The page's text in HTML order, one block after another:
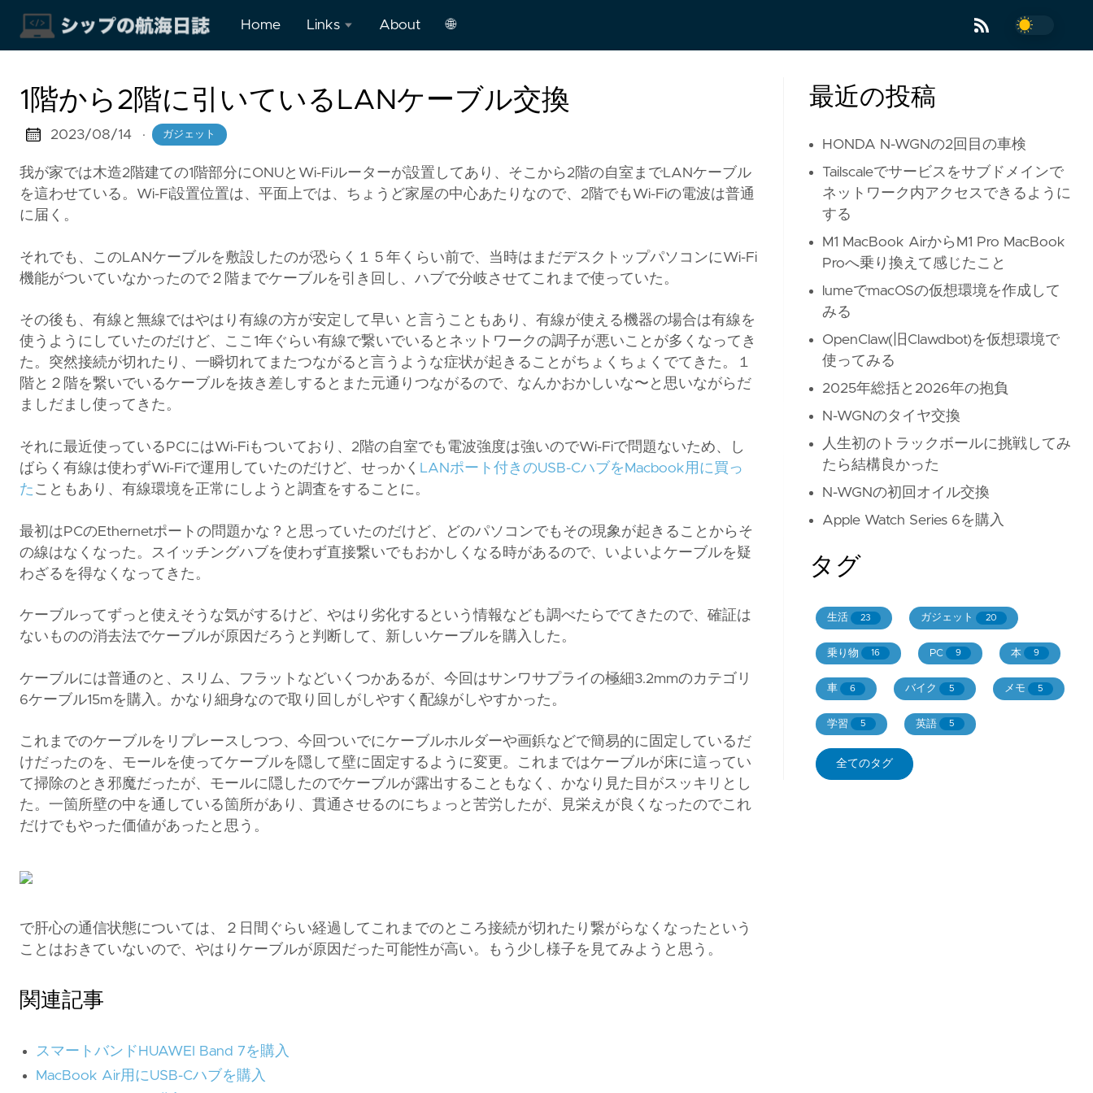
Home Links About 🌐
本
中
1階から2階に引いているLANケーブル交換
2023/08/14 · ガジェット
我が家では木造2階建ての1階部分にONUとWi-Fiルーターが設置してあり、そこから2階の自室までLANケーブル
を這わせている。Wi-Fi設置位置は、平面上では、ちょうど家屋の中心あたりなので、2階でもWi-Fiの電波は普通
に届く。
それでも、このLANケーブルを敷設したのが恐らく１５年くらい前で、当時はまだデスクトップパソコンにWi-Fi
機能がついていなかったので２階までケーブルを引き回し、ハブで分岐させてこれまで使っていた。
その後も、有線と無線ではやはり有線の方が安定して早い と言うこともあり、有線が使える機器の場合は有線を
使うようにしていたのだけど、ここ1年ぐらい有線で繋いでいるとネットワークの調子が悪いことが多くなってき
た。突然接続が切れたり、一瞬切れてまたつながると言うような症状が起きることがちょくちょくでてきた。１
階と２階を繋いでいるケーブルを抜き差しするとまた元通りつながるので、なんかおかしいな〜と思いながらだ
ましだまし使ってきた。
それに最近使っているPCにはWi-Fiもついており、2階の自室でも電波強度は強いのでWi-Fiで問題ないため、し
ばらく有線は使わずWi-Fiで運用していたのだけど、せっかく LANポート付きのUSB-CハブをMacbook用に買っ
た こともあり、有線環境を正常にしようと調査をすることに。
最初はPCのEthernetポートの問題かな？と思っていたのだけど、どのパソコンでもその現象が起きることからそ
の線はなくなった。スイッチングハブを使わず直接繋いでもおかしくなる時があるので、いよいよケーブルを疑
わざるを得なくなってきた。
ケーブルってずっと使えそうな気がするけど、やはり劣化するという情報なども調べたらでてきたので、確証は
ないものの消去法でケーブルが原因だろうと判断して、新しいケーブルを購入した。
ケーブルには普通のと、スリム、フラットなどいくつかあるが、今回はサンワサプライの極細3.2mmのカテゴリ
6ケーブル15mを購入。かなり細身なので取り回しがしやすく配線がしやすかった。
これまでのケーブルをリプレースしつつ、今回ついでにケーブルホルダーや画鋲などで簡易的に固定しているだ
けだったのを、モールを使ってケーブルを隠して壁に固定するように変更。これまではケーブルが床に這ってい
て掃除のとき邪魔だったが、モールに隠したのでケーブルが露出することもなく、かなり見た目がスッキリとし
た。一箇所壁の中を通している箇所があり、貫通させるのにちょっと苦労したが、見栄えが良くなったのでこれ
だけでもやった価値があったと思う。
で肝心の通信状態については、２日間ぐらい経過してこれまでのところ接続が切れたり繋がらなくなったという
ことはおきていないので、やはりケーブルが原因だった可能性が高い。もう少し様子を見てみようと思う。
関連記事
スマートバンドHUAWEI Band 7を購入
MacBook Air用にUSB-Cハブを購入
最近の投稿
HONDA N-WGNの2回目の車検
Tailscaleでサービスをサブドメインで
ネットワーク内アクセスできるように
する
M1 MacBook AirからM1 Pro MacBook
Proへ乗り換えて感じたこと
lumeでmacOSの仮想環境を作成して
みる
OpenClaw(旧Clawdbot)を仮想環境で
使ってみる
2025年総括と2026年の抱負
N-WGNのタイヤ交換
人生初のトラックボールに挑戦してみ
たら結構良かった
N-WGNの初回オイル交換
Apple Watch Series 6を購入
タグ
生活 23 ガジェット 20
乗り物 16 PC 9 本 9
車 6 バイク 5 メモ 5
学習 5 英語 5
全てのタグ